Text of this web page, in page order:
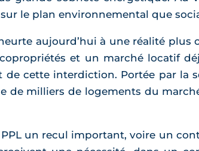
le plan environnemental que
aujourd’hui à une réalité
et un marché locatif
de cette interdiction. Portée par
de milliers de logements du
un recul important, voire un